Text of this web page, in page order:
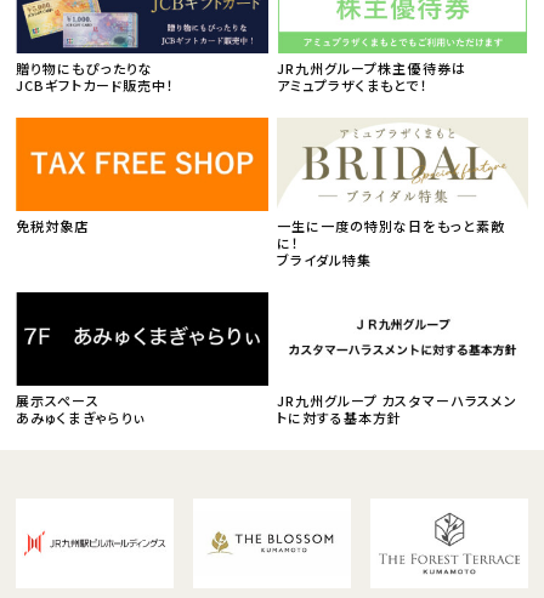
贈り物にもぴったりな
JCBギフトカード販売中！
JR九州グループ株主優待券は
アミュプラザくまもとで！
免税対象店
一生に一度の特別な日をもっと素敵
に！
ブライダル特集
展示スペース
あみゅくまぎゃらりぃ
JR九州グループ カスタマーハラスメン
トに対する基本方針